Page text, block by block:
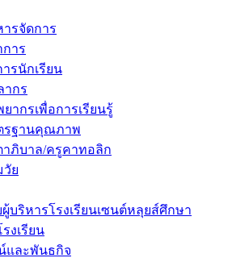
ารจัดการ
การ
ารนักเรียน
ากร
ากรเพื่อการเรียนรู้
รฐานคุณภาพ
าภิบาล/ครูคาทอลิก
วัย
บริหารโรงเรียนเซนต์หลุยส์ศึกษา
งเรียน
และพันธกิจ